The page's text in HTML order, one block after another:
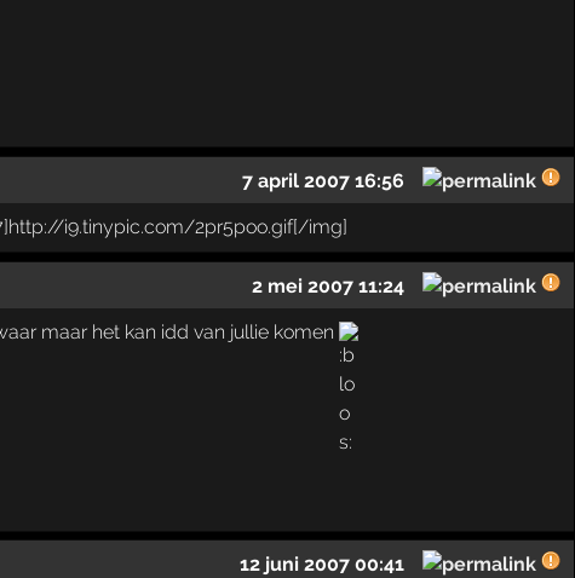
7 april 2007 16:56
2 mei 2007 11:24
maar het kan idd van jullie komen
12 juni 2007 00:41